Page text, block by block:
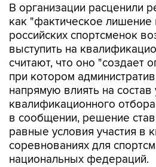
В организации расценили
как "фактическое
российских спортсменок
выступить на
считают, что оно "создает
при котором
напрямую влиять на состав
квалификационного
в сообщении, решение
равные условия участия в
соревнованиях для
национальных федераций.